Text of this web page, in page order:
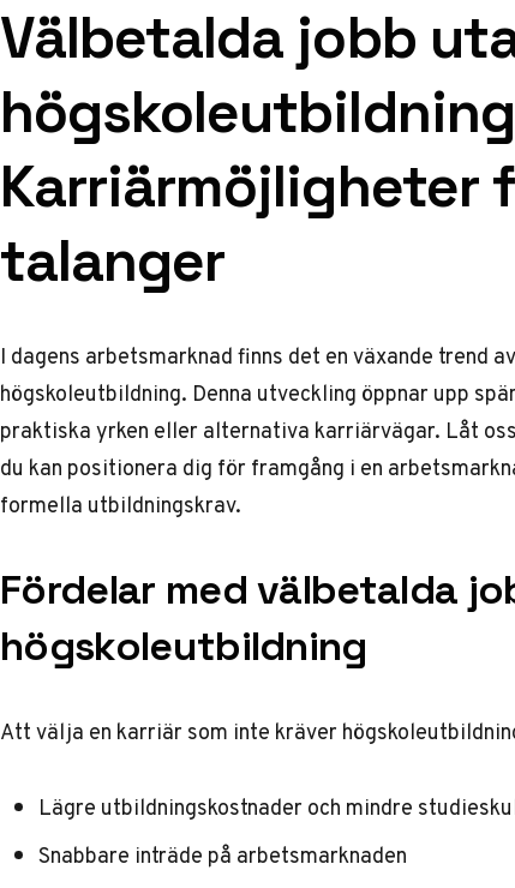
Välbetalda jobb
Karriärmöjligheter
talanger
I dagens arbetsmarknad finns det en växande trend
högskoleutbildning. Denna utveckling öppnar upp
praktiska yrken eller alternativa karriärvägar. Låt
du kan positionera dig för framgång i en
formella utbildningskrav.
Fördelar med välbetalda
högskoleutbildning
Att välja en karriär som inte kräver
Lägre utbildningskostnader och mindre
Snabbare inträde på arbetsmarknaden